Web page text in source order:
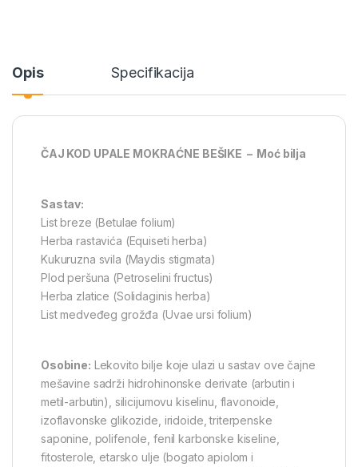
Opis Specifikacija
ČAJ KOD UPALE MOKRAĆNE BEŠIKE – Moć bilja
Sastav:
List breze (Betulae folium)
Herba rastavića (Equiseti herba)
Kukuruzna svila (Maydis stigmata)
Plod peršuna (Petroselini fructus)
Herba zlatice (Solidaginis herba)
List medveđeg grožđa (Uvae ursi folium)
Osobine: Lekovito bilje koje ulazi u sastav ove čajne
mešavine sadrži hidrohinonske derivate (arbutin i
metil-arbutin), silicijumovu kiselinu, flavonoide,
izoflavonske glikozide, iridoide, triterpenske
saponine, polifenole, fenil karbonske kiseline,
fitosterole, etarsko ulje (bogato apiolom i